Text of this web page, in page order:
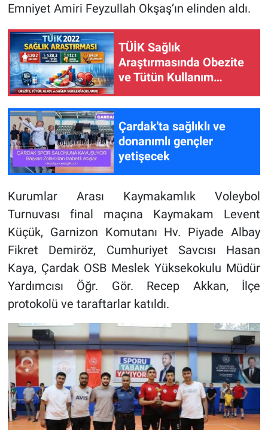
Emniyet Amiri Feyzullah Okşaş’ın elinden aldı.
TÜİK Sağlık
Araştırmasında Obezite
ve Tütün Kullanım
Çardak'ta sağlıklı ve
donanımlı gençler
yetişecek
Kurumlar Arası Kaymakamlık Voleybol
Turnuvası final maçına Kaymakam Levent
Küçük, Garnizon Komutanı Hv. Piyade Albay
Fikret Demiröz, Cumhuriyet Savcısı Hasan
Kaya, Çardak OSB Meslek Yüksekokulu Müdür
Yardımcısı Öğr. Gör. Recep Akkan, İlçe
protokolü ve taraftarlar katıldı.